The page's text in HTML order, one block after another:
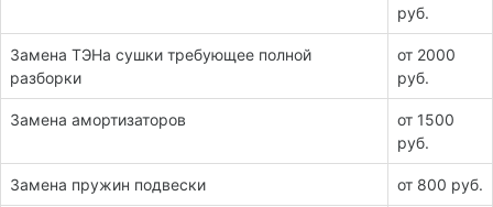
руб.
Замена ТЭНа сушки требующее полной
разборки
от 2000
руб.
Замена амортизаторов
от 1500
руб.
Замена пружин подвески от 800 руб.